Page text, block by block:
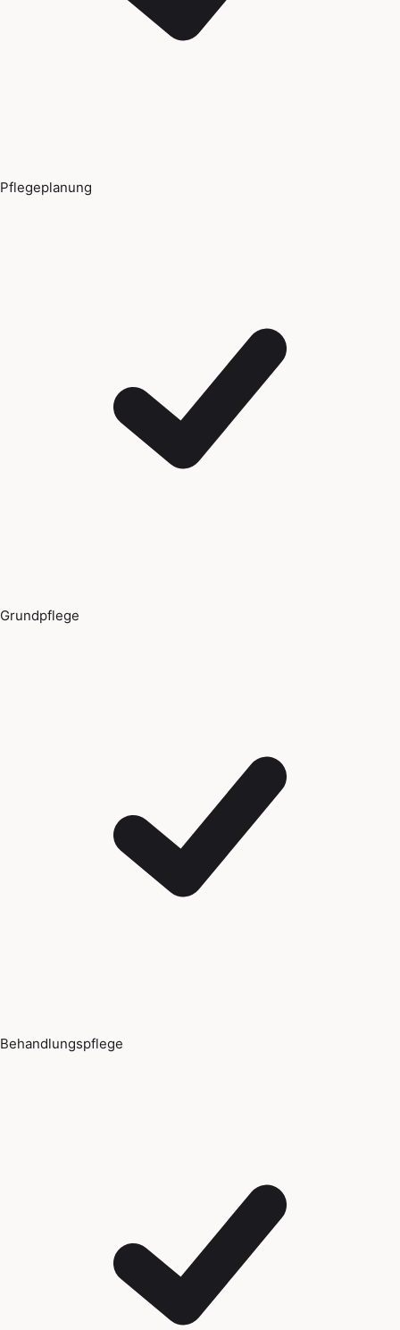
Pflegeplanung
Grundpflege
Behandlungspflege